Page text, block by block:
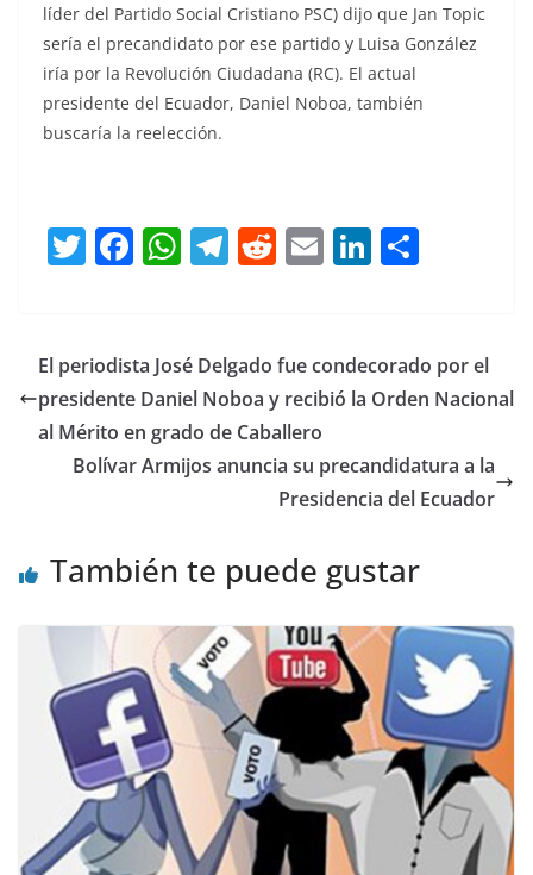
líder del Partido Social Cristiano PSC) dijo que Jan Topic
sería el precandidato por ese partido y Luisa González
iría por la Revolución Ciudadana (RC). El actual
presidente del Ecuador, Daniel Noboa, también
buscaría la reelección.
T
er
F
e
b
o
o
W
s
A
p
p
T
gr
a
m
R
di
t
E
l
Li
e
dI
p
ar
El periodista José Delgado fue condecorado por el
presidente Daniel Noboa y recibió la Orden Nacional
al Mérito en grado de Caballero
Bolívar Armijos anuncia su precandidatura a la
Presidencia del Ecuador
También te puede gustar